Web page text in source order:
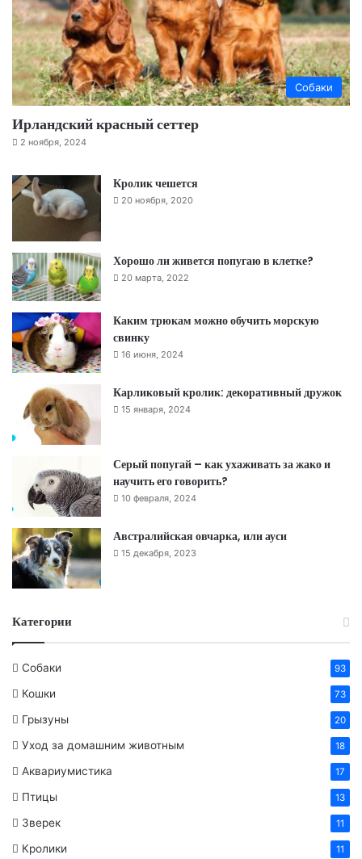
Собаки
Ирландский красный сеттер
2 ноября, 2024
Кролик чешется
20 ноября, 2020
Хорошо ли живется попугаю в клетке?
20 марта, 2022
Каким трюкам можно обучить морскую
свинку
16 июня, 2024
Карликовый кролик: декоративный дружок
15 января, 2024
Серый попугай – как ухаживать за жако и
научить его говорить?
10 февраля, 2024
Австралийская овчарка, или ауси
15 декабря, 2023
Категории
Собаки 93
Кошки 73
Грызуны 20
Уход за домашним животным 18
Аквариумистика 17
Птицы 13
Зверек 11
Кролики 11